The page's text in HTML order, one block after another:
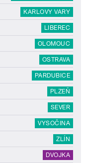
KARLOVY VARY
LIBEREC
OLOMOUC
OSTRAVA
PARDUBICE
PLZEŇ
SEVER
VYSOČINA
ZLÍN
DVOJKA